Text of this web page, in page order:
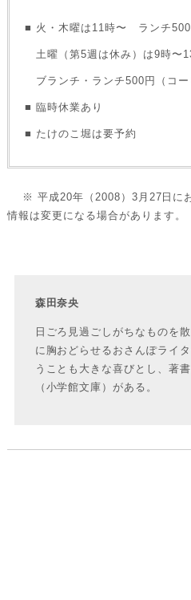
■ 火・木曜は11時〜 ランチ500
土曜（第5週は休み）は9時〜
ブランチ・ランチ500円（コー
■ 臨時休業あり
■ たけのこ堀は要予約
※ 平成20年（2008）3月27日に
情報は変更になる場合があります。
森田奈央
日ごろ見過ごしがちなものを
に胸おどらせるおさんぽライ
うことも大きな喜びとし、著
（小学館文庫）がある。